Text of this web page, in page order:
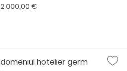
2 000,00 €
domeniul hotelier germ